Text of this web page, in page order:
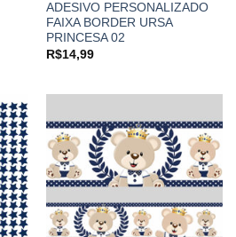
ADESIVO PERSONALIZADO
FAIXA BORDER URSA
PRINCESA 02
R$14,99